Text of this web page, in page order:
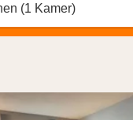
(1 Kamer)